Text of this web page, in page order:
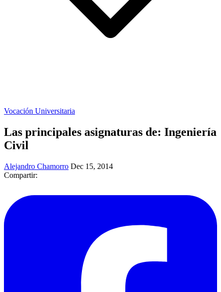
Vocación Universitaria
Las principales asignaturas de: Ingeniería
Civil
Alejandro Chamorro Dec 15, 2014
Compartir: